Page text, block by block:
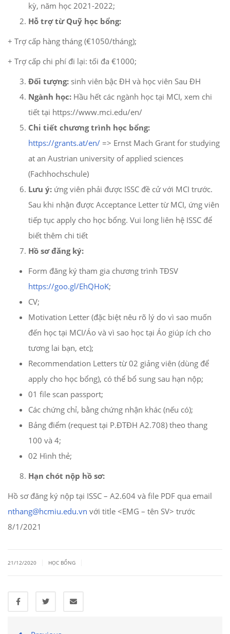
kỳ, năm học 2021-2022;
Hỗ trợ từ Quỹ học bổng:
+ Trợ cấp hàng tháng (€1050/tháng);
+ Trợ cấp chi phí đi lại: tối đa €1000;
Đối tượng: sinh viên bậc ĐH và học viên Sau ĐH
Ngành học: Hầu hết các ngành học tại MCI, xem chi
tiết tại https://www.mci.edu/en/
Chi tiết chương trình học bổng:
https://grants.at/en/ => Ernst Mach Grant for studying
at an Austrian university of applied sciences
(Fachhochschule)
Lưu ý: ứng viên phải được ISSC đề cử với MCI trước.
Sau khi nhận được Acceptance Letter từ MCI, ứng viên
tiếp tục apply cho học bổng. Vui long liên hệ ISSC để
biết thêm chi tiết
Hồ sơ đăng ký:
Form đăng ký tham gia chương trình TĐSV
https://goo.gl/EhQHoK;
CV;
Motivation Letter (đặc biệt nêu rõ lý do vì sao muốn
đến học tại MCI/Áo và vì sao học tại Áo giúp ích cho
tương lai bạn, etc);
Recommendation Letters từ 02 giảng viên (dùng để
apply cho học bổng), có thể bổ sung sau hạn nộp;
01 file scan passport;
Các chứng chỉ, bằng chứng nhận khác (nếu có);
Bảng điểm (request tại P.ĐTĐH A2.708) theo thang
100 và 4;
02 Hình thẻ;
Hạn chót nộp hồ sơ:
Hồ sơ đăng ký nộp tại ISSC – A2.604 và file PDF qua email
nthang@hcmiu.edu.vn với title <EMG – tên SV> trước
8/1/2021
21/12/2020 HỌC BỔNG